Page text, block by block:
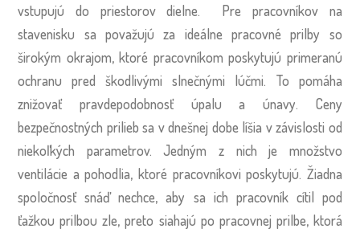
vstupujú do priestorov dielne. Pre pracovníkov na
stavenisku sa považujú za ideálne pracovné prilby so
širokým okrajom, ktoré pracovníkom poskytujú primeranú
ochranu pred škodlivými slnečnými lúčmi. To pomáha
znižovať pravdepodobnosť úpalu a únavy. Ceny
bezpečnostných prilieb sa v dnešnej dobe líšia v závislosti od
niekoľkých parametrov. Jedným z nich je množstvo
ventilácie a pohodlia, ktoré pracovníkovi poskytujú. Žiadna
spoločnosť snáď nechce, aby sa ich pracovník cítil pod
ťažkou prilbou zle, preto siahajú po pracovnej prilbe, ktorá